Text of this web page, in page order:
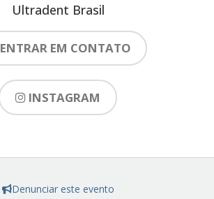
Ultradent Brasil
ENTRAR EM CONTATO
INSTAGRAM
Denunciar este evento